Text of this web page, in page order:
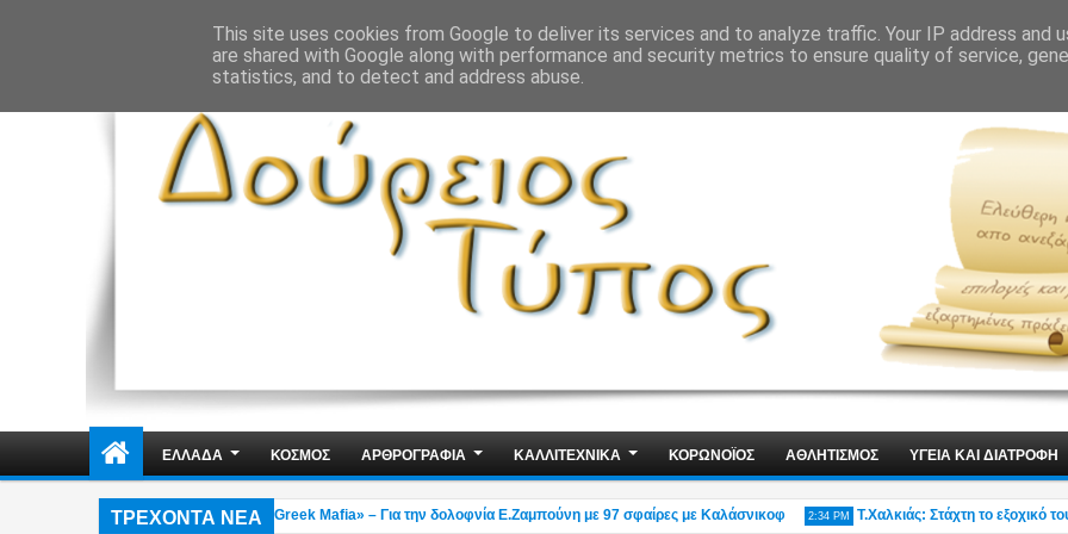
ΕΛΛΑΔΑ ΚΟΣΜΟΣ ΑΡΘΡΟΓΡΑΦΙΑ ΚΑΛΛΙΤΕΧΝΙΚΑ ΚΟΡΩΝΟΪΟΣ ΑΘΛΗΤΙΣΜΟΣ ΥΓΕΙΑ ΚΑΙ ΔΙΑΤΡΟΦΗ
ΤΡΕΧΟΝΤΑ ΝΕΑ
στη Γερμανία εκτελεστής της «Greek Mafia» – Για την δολοφνία Ε.Ζαμπούνη με 97 σφαίρες με Καλάσνικοφ 2:34 PM Τ.Χαλκιάς: Στάχτη το εξοχικό του
This site uses cookies from Google to deliver its services and to analyze traffic. Your IP address and
are shared with Google along with performance and security metrics to ensure quality of service,
statistics, and to detect and address abuse.